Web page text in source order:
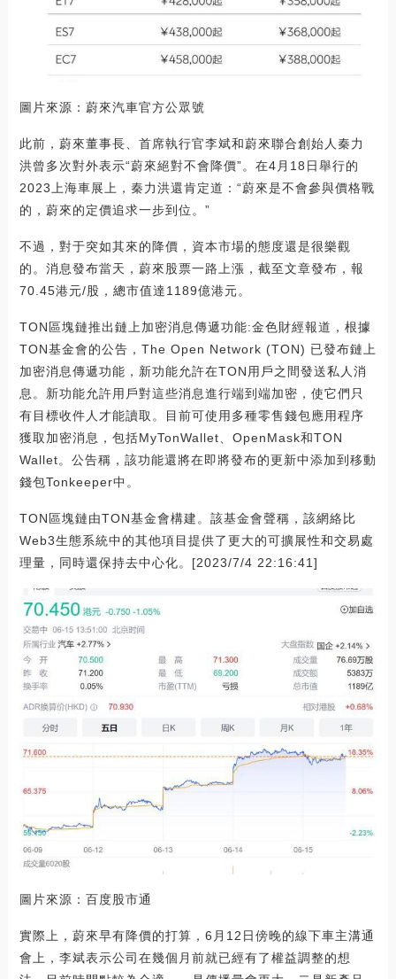
圖片來源：蔚來汽車官方公眾號
此前，蔚來董事長、首席執行官李斌和蔚來聯合創始人秦力
洪曾多次對外表示“蔚來絕對不會降價”。在4月18日舉行的
2023上海車展上，秦力洪還肯定道：“蔚來是不會參與價格戰
的，蔚來的定價追求一步到位。”
不過，對于突如其來的降價，資本市場的態度還是很樂觀
的。消息發布當天，蔚來股票一路上漲，截至文章發布，報
70.45港元/股，總市值達1189億港元。
TON區塊鏈推出鏈上加密消息傳遞功能:金色財經報道，根據
TON基金會的公告，The Open Network (TON) 已發布鏈上
加密消息傳遞功能，新功能允許在TON用戶之間發送私人消
息。新功能允許用戶對這些消息進行端到端加密，使它們只
有目標收件人才能讀取。目前可使用多種零售錢包應用程序
獲取加密消息，包括MyTonWallet、OpenMask和TON
Wallet。公告稱，該功能還將在即將發布的更新中添加到移動
錢包Tonkeeper中。
TON區塊鏈由TON基金會構建。該基金會聲稱，該網絡比
Web3生態系統中的其他項目提供了更大的可擴展性和交易處
理量，同時還保持去中心化。[2023/7/4 22:16:41]
圖片來源：百度股市通
實際上，蔚來早有降價的打算，6月12日傍晚的線下車主溝通
會上，李斌表示公司在幾個月前就已經有了權益調整的想